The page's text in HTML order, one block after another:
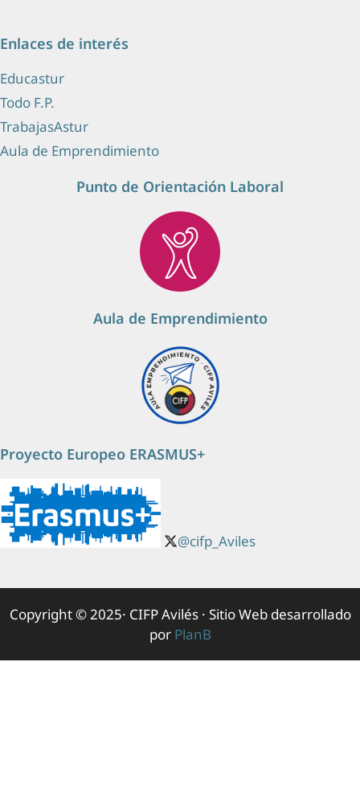
Enlaces de interés
Educastur
Todo F.P.
TrabajasAstur
Aula de Emprendimiento
Punto de Orientación Laboral
Aula de Emprendimiento
Proyecto Europeo ERASMUS+
@cifp_Aviles
Copyright © 2025· CIFP Avilés · Sitio Web desarrollado
por PlanB